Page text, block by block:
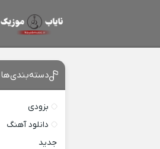
دسته‌بندی‌ها
بزودی
دانلود آهنگ
جدید